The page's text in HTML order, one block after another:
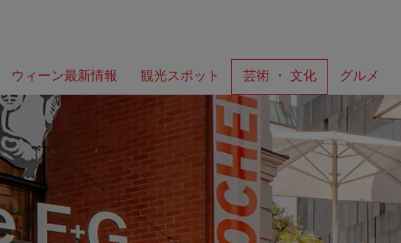
ニ
ー
へ
の
ー
ジ
の
ト
ッ
プ
へ
ウィーン最新情報 観光スポット 芸術 ・ 文化 グルメ
何
を
お